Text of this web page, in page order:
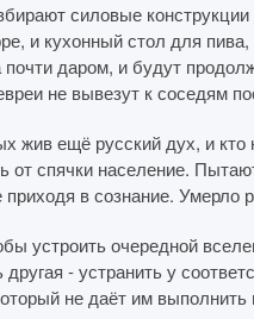
силовые
и кухонный стол для
даром, и будут
не вывезут к соседям
жив ещё русский дух, и
от спячки население.
в сознание. Умерло
устроить очередной
другая - устранить у
не даёт им